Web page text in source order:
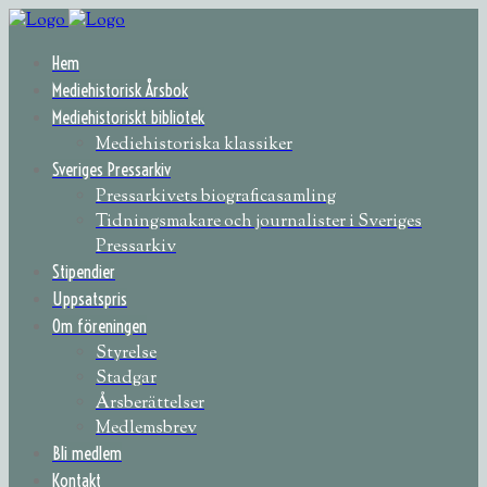
Hem
Mediehistorisk Årsbok
Mediehistoriskt bibliotek
Mediehistoriska klassiker
Sveriges Pressarkiv
Pressarkivets biograficasamling
Tidningsmakare och journalister i Sveriges
Pressarkiv
Stipendier
Uppsatspris
Om föreningen
Styrelse
Stadgar
Årsberättelser
Medlemsbrev
Bli medlem
Kontakt